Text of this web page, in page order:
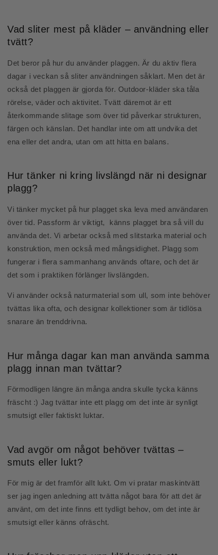
Vad sliter mest på kläder – användning eller
tvätt?
Det beror på hur du använder plaggen. Är du aktiv flera
dagar i veckan så sliter användningen såklart. Men det är
också det plaggen är gjorda för. Outdoor-kläder ska tåla
rörelse, väder och aktivitet. Tvätt däremot är ett
återkommande slitage som över tid påverkar strukturen,
färgen och känslan. Det handlar inte om att undvika det
ena eller det andra, utan om att hitta en balans.
Hur tänker ni kring livslängd när ni designar
plagg?
Vi tänker mycket på hur plagget ska leva med användaren
över tid. Passform är viktigt, känns plagget bra så vill du
använda det. Vi arbetar också med slitstarka material och
konstruktion, men också med mångsidighet. Plagg som
fungerar i flera sammanhang används oftare, och det är
det som i praktiken förlänger livslängden.
Vi använder också naturmaterial som ull, som inte behöver
tvättas lika ofta, och designar kollektioner som är tidlösa
snarare än trenddrivna.
Hur många dagar kan man använda samma
plagg innan man tvättar?
Förmodligen längre än många andra skulle tycka känns
fräscht :) Jag tvättar inte ett plagg om det inte är synligt
smutsigt eller faktiskt luktar.
Vad avgör om något behöver tvättas –
smuts eller lukt?
För mig är det framför allt lukt. Om vi pratar maskintvätt
ser jag ingen anledning att tvätta något bara för att det är
använt, om det inte finns ett tydligt behov, om det inte är
smutsigt eller känns ofräscht.